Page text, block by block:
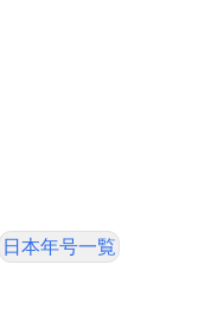
日本年号一覧